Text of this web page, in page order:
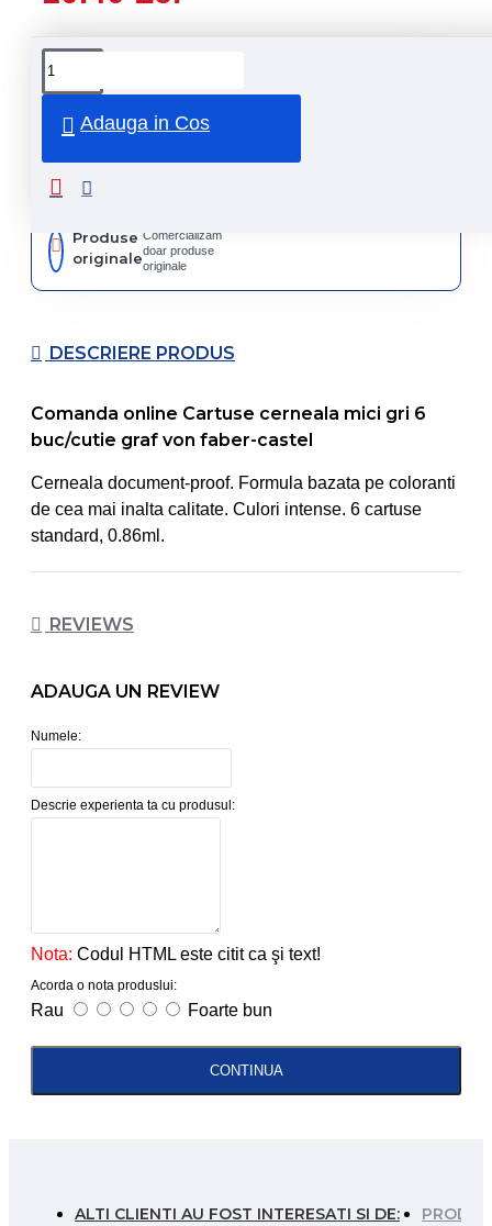
Adauga in Cos
curier
Produse
originale
Comercializam
doar produse
originale
DESCRIERE PRODUS
Comanda online Cartuse cerneala mici gri 6
buc/cutie graf von faber-castel
Cerneala document-proof. Formula bazata pe coloranti
de cea mai inalta calitate. Culori intense. 6 cartuse
standard, 0.86ml.
REVIEWS
ADAUGA UN REVIEW
Numele:
Descrie experienta ta cu produsul:
Nota: Codul HTML este citit ca şi text!
Acorda o nota produslui:
Rau Foarte bun
CONTINUA
ALTI CLIENTI AU FOST INTERESATI SI DE: